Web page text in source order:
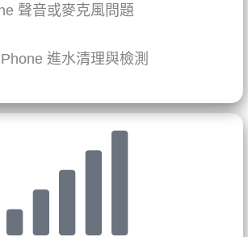
聲音或麥克風問題
進水清理與檢測